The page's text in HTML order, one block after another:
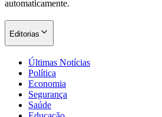
automaticamente.
Editorias
Últimas Notícias
Política
Economia
Segurança
Saúde